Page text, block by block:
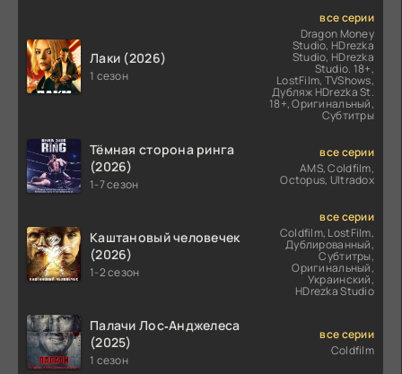
Лаки (2026)
1 сезон
все серии
Dragon Money
Studio, HDrezka
Studio, HDrezka
Studio. 18+,
LostFilm, TVShows,
Дубляж HDrezka St.
18+, Оригинальный,
Субтитры
Тёмная сторона ринга
(2026)
1-7 сезон
все серии
AMS, Coldfilm,
Octopus, Ultradox
Каштановый человечек
(2026)
1-2 сезон
все серии
Coldfilm, LostFilm,
Дублированный,
Субтитры,
Оригинальный,
Украинский,
HDrezka Studio
Палачи Лос‑Анджелеса
(2025)
1 сезон
все серии
Coldfilm